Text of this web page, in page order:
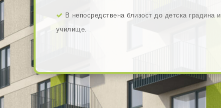
В непосредствена близост до детска градина и
училище.